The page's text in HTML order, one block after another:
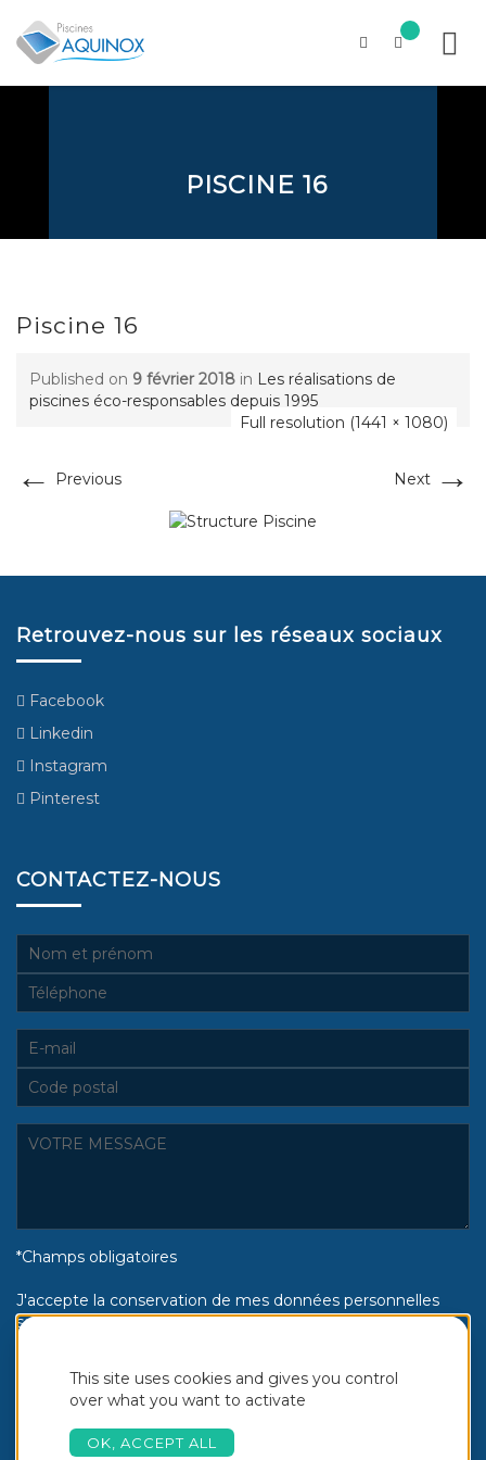
PISCINE 16
Piscine 16
Published on 9 février 2018 in Les réalisations de
piscines éco-responsables depuis 1995
Full resolution (1441 × 1080)
← Previous Next →
Retrouvez-nous sur les réseaux sociaux
Facebook
Linkedin
Instagram
Pinterest
CONTACTEZ-NOUS
*Champs obligatoires
J'accepte la conservation de mes données personnelles
selon la politique de confidentialité Piscines Aquinox :
This site uses cookies and gives you control
over what you want to activate
OK, ACCEPT ALL